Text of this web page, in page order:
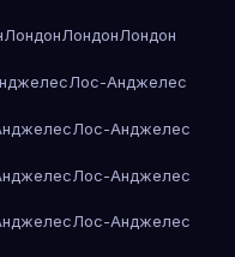
ЛондонЛондонЛондон
Лос-Анджелес
Лос-Анджелес
Лос-Анджелес
Лос-Анджелес